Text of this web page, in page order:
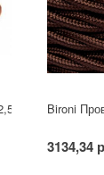
ГОСТ Bironi
3134,34